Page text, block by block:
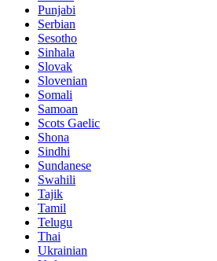
Punjabi
Serbian
Sesotho
Sinhala
Slovak
Slovenian
Somali
Samoan
Scots Gaelic
Shona
Sindhi
Sundanese
Swahili
Tajik
Tamil
Telugu
Thai
Ukrainian